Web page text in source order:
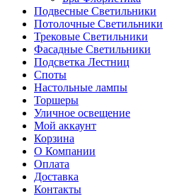
Подвесные Светильники
Потолочные Светильники
Трековые Светильники
Фасадные Светильники
Подсветка Лестниц
Споты
Настольные лампы
Торшеры
Уличное освещение
Мой аккаунт
Корзина
О Компании
Оплата
Доставка
Контакты